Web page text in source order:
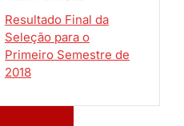
Resultado Final da
Seleção para o
Primeiro Semestre de
2018